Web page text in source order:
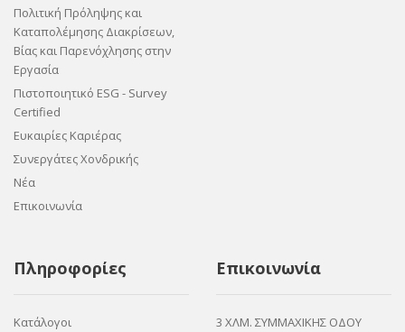
Πολιτική Πρόληψης και
Καταπολέμησης Διακρίσεων,
Βίας και Παρενόχλησης στην
Εργασία
Πιστοποιητικό ESG - Survey
Certified
Ευκαιρίες Καριέρας
Συνεργάτες Χονδρικής
Νέα
Επικοινωνία
Πληροφορίες
Κατάλογοι
Επικοινωνία
3 ΧΛΜ. ΣΥΜΜΑΧΙΚΗΣ ΟΔΟΥ